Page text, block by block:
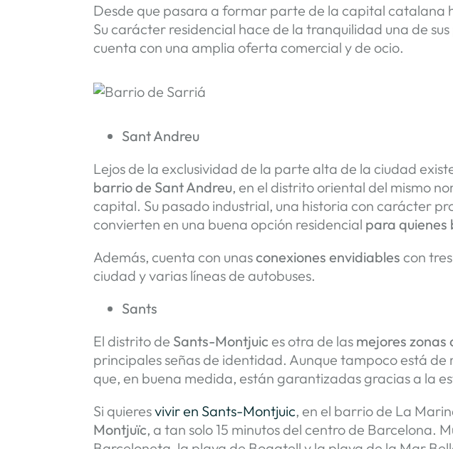
Desde que pasara a formar parte de la capital catalana
Su carácter residencial hace de la tranquilidad una de
cuenta con una amplia oferta comercial y de ocio.
Sant Andreu
Lejos de la exclusividad de la parte alta de la ciudad
barrio de Sant Andreu, en el distrito oriental del mismo
capital. Su pasado industrial, una historia con carácter
convierten en una buena opción residencial para quienes
Además, cuenta con unasconexiones envidiables con
ciudad y varias líneas de autobuses.
Sants
El distrito de Sants-Montjuic es otra de las mejores zonas
principales señas de identidad. Aunque tampoco está de
que, en buena medida, están garantizadas gracias a la
Si quieresvivir en Sants-Montjuic, en el barrio de La
Montjuïc, a tan solo 15 minutos del centro de Barcelona.